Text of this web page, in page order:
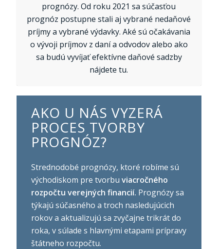
prognózy. Od roku 2021 sa súčasťou
prognóz postupne stali aj vybrané nedaňové
príjmy a vybrané výdavky. Aké sú očakávania
o vývoji príjmov z daní a odvodov alebo ako
sa budú vyvíjať efektívne daňové sadzby
nájdete tu.
AKO U NÁS VYZERÁ
PROCES TVORBY
PROGNÓZ?
Strednodobé prognózy, ktoré robíme sú
východiskom pre tvorbu viacročného
rozpočtu verejných financií. Prognózy sa
týkajú súčasného a troch nasledujúcich
rokov a aktualizujú sa zvyčajne trikrát do
roka, v súlade s hlavnými etapami prípravy
štátneho rozpočtu.